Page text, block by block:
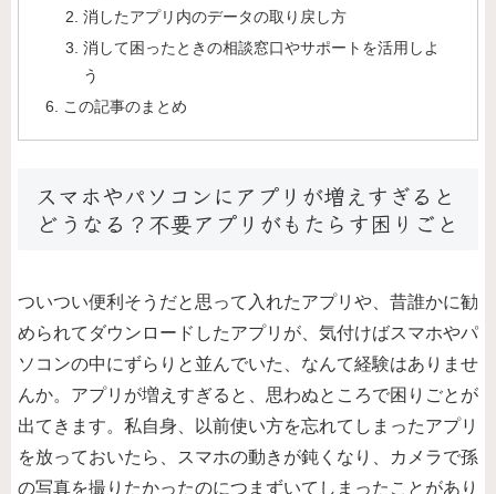
消したアプリ内のデータの取り戻し方
消して困ったときの相談窓口やサポートを活用しよ
う
この記事のまとめ
スマホやパソコンにアプリが増えすぎると
どうなる？不要アプリがもたらす困りごと
ついつい便利そうだと思って入れたアプリや、昔誰かに勧
められてダウンロードしたアプリが、気付けばスマホやパ
ソコンの中にずらりと並んでいた、なんて経験はありませ
んか。アプリが増えすぎると、思わぬところで困りごとが
出てきます。私自身、以前使い方を忘れてしまったアプリ
を放っておいたら、スマホの動きが鈍くなり、カメラで孫
の写真を撮りたかったのにつまずいてしまったことがあり